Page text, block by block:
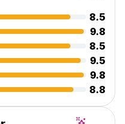
8.5
9.8
8.5
9.5
9.8
8.8